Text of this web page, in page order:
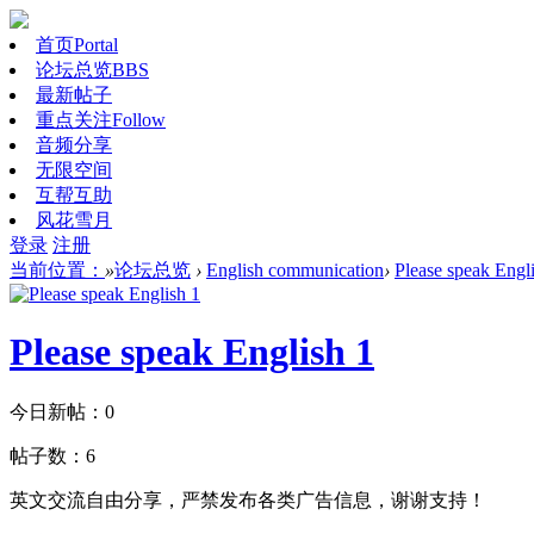
首页Portal
论坛总览BBS
最新帖子
重点关注Follow
音频分享
无限空间
互帮互助
风花雪月
登录 注册
当前位置： »论坛总览 › English communication› Please speak
Please speak English 1
今日新帖： 0
帖子数： 6
英文交流自由分享，严禁发布各类广告信息，谢谢支持！